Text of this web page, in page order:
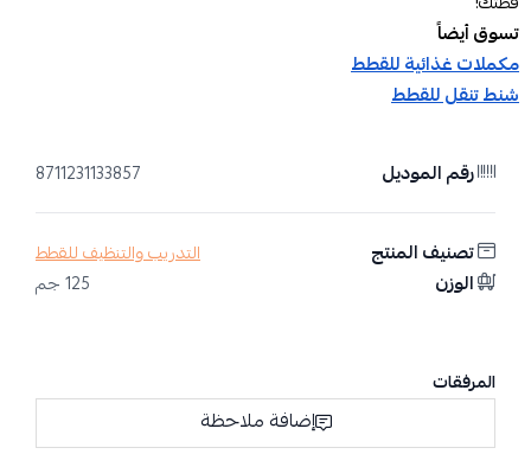
تسوق أيضاً
مكملات غذائية للقطط
شنط تنقل للقطط
رقم الموديل 8711231133857
تصنيف المنتج التدريب والتنظيف للقطط
الوزن 125 جم
المرفقات
إضافة ملاحظة